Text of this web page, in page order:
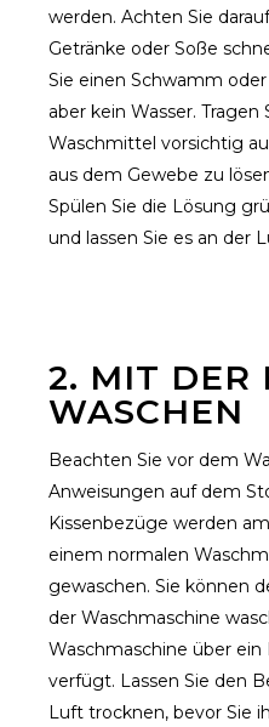
werden. Achten Sie
Getränke oder Soße
Sie einen Schwamm
aber kein Wasser. Tragen
Waschmittel vorsichtig
aus dem Gewebe zu
Spülen Sie die Lösung
und lassen Sie es an der
2. MIT DER
WASCHEN
Beachten Sie vor dem
Anweisungen auf dem
Kissenbezüge werden
einem normalen
gewaschen. Sie können
der Waschmaschine
Waschmaschine über
verfügt. Lassen Sie den
Luft trocknen, bevor Sie